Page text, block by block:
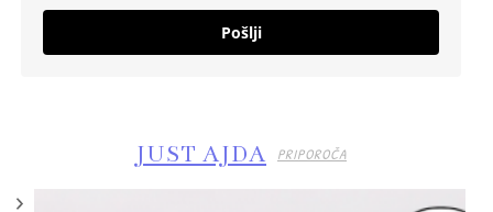
Pošlji
JUST AJDA PRIPOROČA